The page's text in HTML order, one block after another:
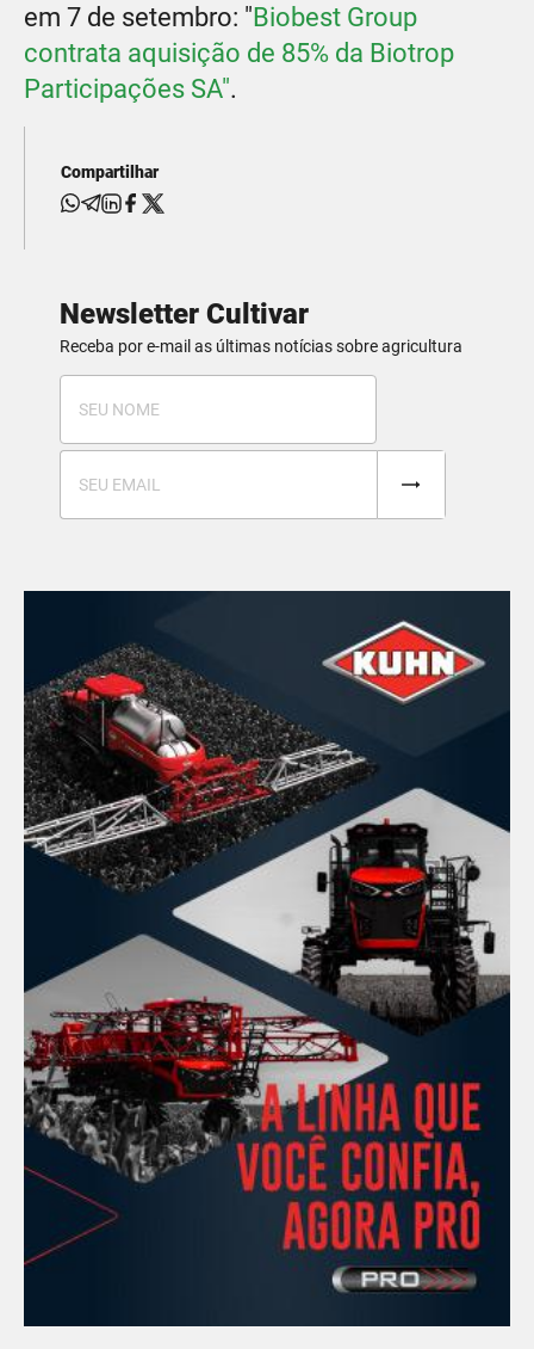
em 7 de setembro: "Biobest Group
contrata aquisição de 85% da Biotrop
Participações SA".
Compartilhar
Newsletter Cultivar
Receba por e-mail as últimas notícias sobre agricultura